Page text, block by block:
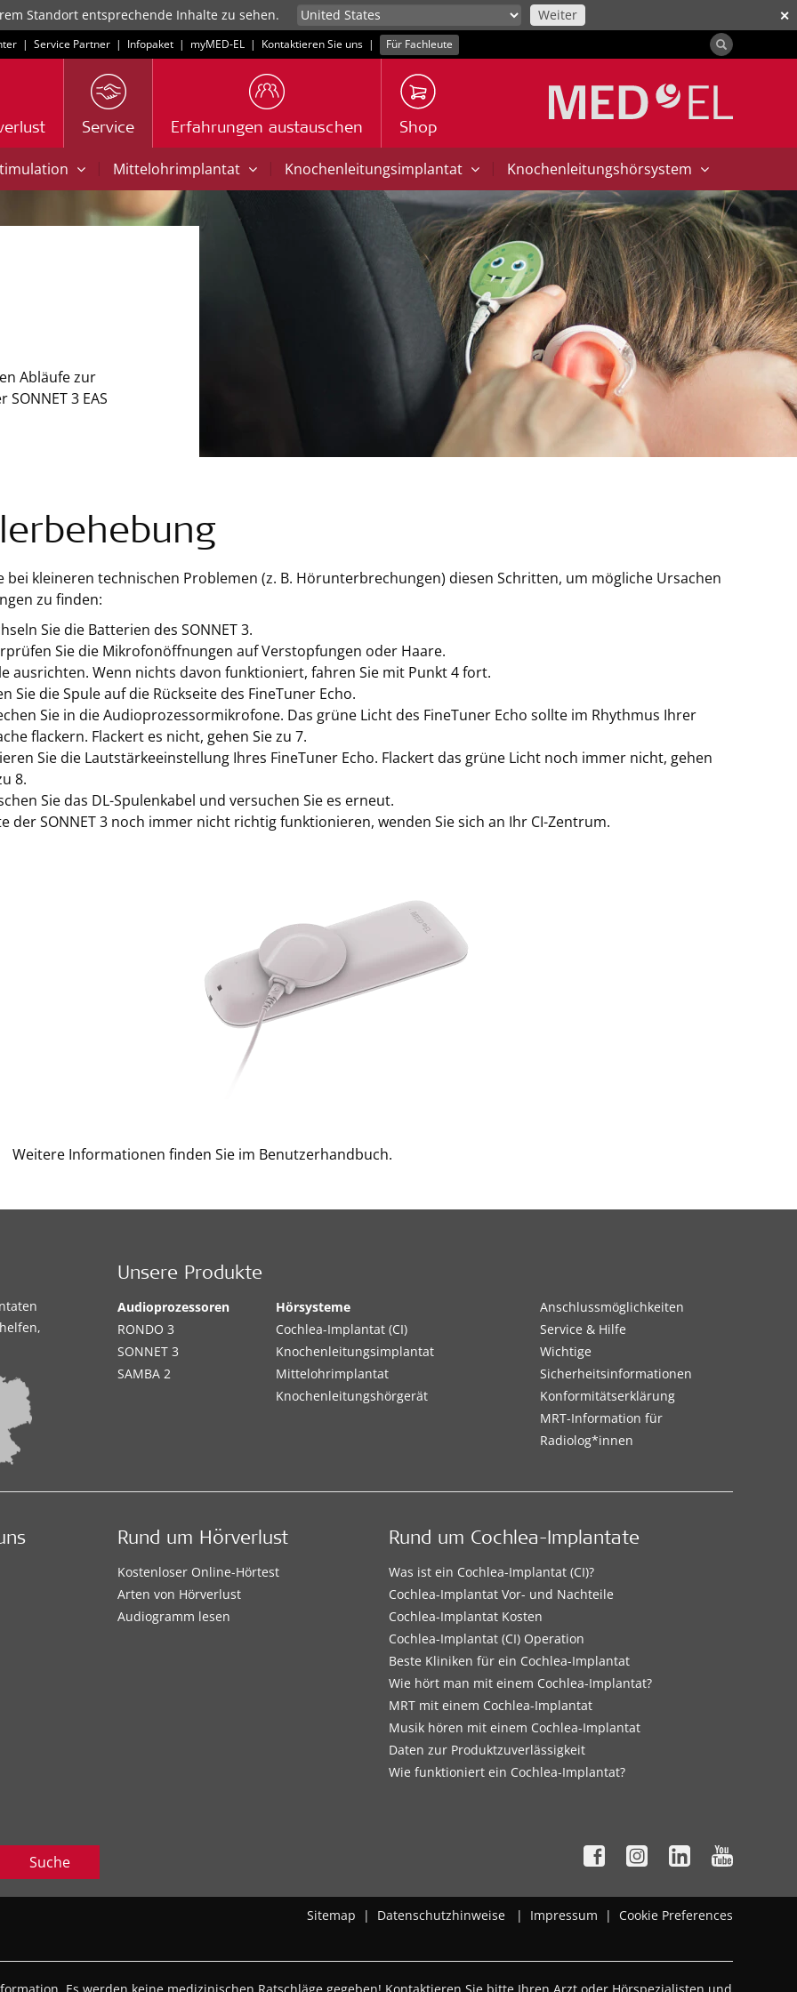
✕
Standort entsprechende Inhalte zu sehen. Weiter
| Service Partner | Infopaket | myMED‑EL | Kontaktieren Sie uns | Für Fachleute
Service Erfahrungen austauschen Shop
| Mittelohrimplantat | Knochenleitungsimplantat | Knochenleitungshörsystem
Abläufe zur
3 EAS
bei kleineren technischen Problemen (z. B. Hörunterbrechungen) diesen Schritten, um mögliche Ursachen
zu finden:
Sie die Batterien des SONNET 3.
Sie die Mikrofonöffnungen auf Verstopfungen oder Haare.
ausrichten. Wenn nichts davon funktioniert, fahren Sie mit Punkt 4 fort.
Sie die Spule auf die Rückseite des FineTuner Echo.
Sie in die Audioprozessormikrofone. Das grüne Licht des FineTuner Echo sollte im Rhythmus Ihrer
flackern. Flackert es nicht, gehen Sie zu 7.
Sie die Lautstärkeeinstellung Ihres FineTuner Echo. Flackert das grüne Licht noch immer nicht, gehen
8.
Sie das DL-Spulenkabel und versuchen Sie es erneut.
der SONNET 3 noch immer nicht richtig funktionieren, wenden Sie sich an Ihr CI-Zentrum.
Weitere Informationen finden Sie im Benutzerhandbuch.
Unsere Produkte
Audioprozessoren
RONDO 3
SONNET 3
SAMBA 2
Hörsysteme
Cochlea-Implantat (CI)
Knochenleitungsimplantat
Mittelohrimplantat
Knochenleitungshörgerät
Anschlussmöglichkeiten
Service & Hilfe
Wichtige
Sicherheitsinformationen
Konformitätserklärung
MRT-Information für
Radiolog*innen
Rund um Hörverlust
Kostenloser Online-Hörtest
Arten von Hörverlust
Audiogramm lesen
Rund um Cochlea-Implantate
Was ist ein Cochlea-Implantat (CI)?
Cochlea-Implantat Vor- und Nachteile
Cochlea-Implantat Kosten
Cochlea-Implantat (CI) Operation
Beste Kliniken für ein Cochlea-Implantat
Wie hört man mit einem Cochlea-Implantat?
MRT mit einem Cochlea-Implantat
Musik hören mit einem Cochlea-Implantat
Daten zur Produktzuverlässigkeit
Wie funktioniert ein Cochlea-Implantat?
Suche
Sitemap | Datenschutzhinweise | Impressum | Cookie Preferences